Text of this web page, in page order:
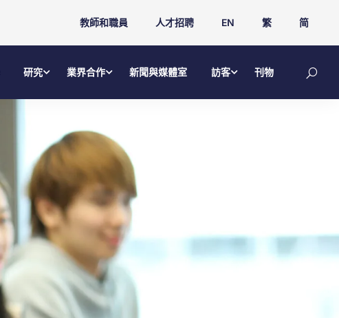
教師和職員 人才招聘 EN 繁 简
研究 業界合作 新聞與媒體室 訪客 刊物